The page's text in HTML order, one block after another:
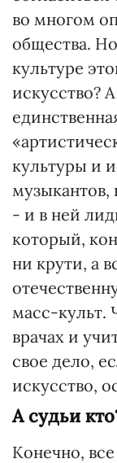
во многом
общества.
культуре
искусство?
культуры и
музыкантов,
- и в ней
который,
ни крути, а
масс-культ.
врачах и
свое дело,
искусство,
А судьи
Конечно,